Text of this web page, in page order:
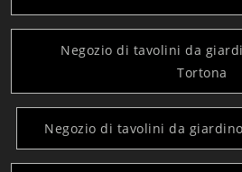
Negozio di tavolini da
Tortona
Negozio di tavolini da